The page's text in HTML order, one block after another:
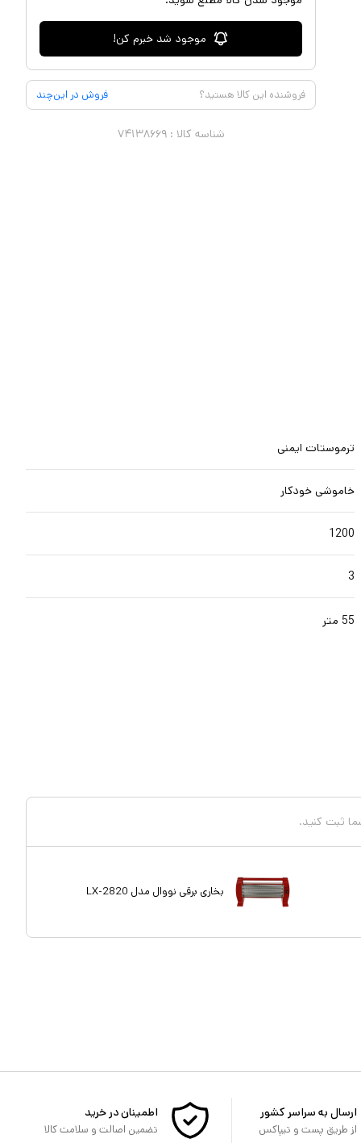
موجود شد خبرم کن!
فروشنده این کالا هستید؟ فروش در این‌چند
شناسه کالا :۷۴۱۳۸۶۶۹
ترموستات ایمنی
خاموشی خودکار
1200
3
55 متر
ثبت کنید.
بخاری برقی نووال مدل LX-2820
ارسال به سراسر کشور
از طریق پست و تیپاکس
اطمینان در خرید
تضمین اصالت و سلامت کالا